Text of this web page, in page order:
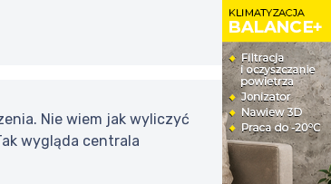
Nie wiem jak wyliczyć
wygląda centrala